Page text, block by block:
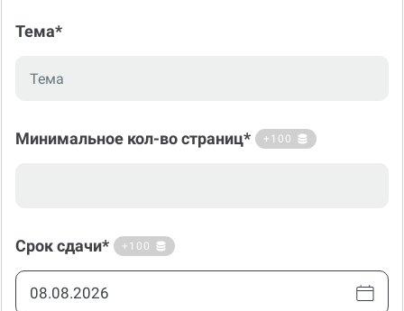
Тема*
Минимальное кол-во страниц* +100
Срок сдачи* +100